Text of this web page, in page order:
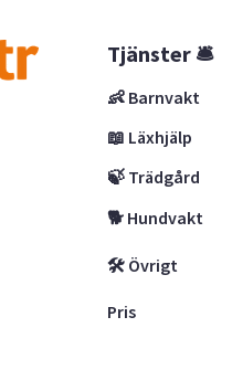
Tjänster 🛎
👶 Barnvakt
📖 Läxhjälp
🍃 Trädgård
🐕 Hundvakt
🛠 Övrigt
Pris